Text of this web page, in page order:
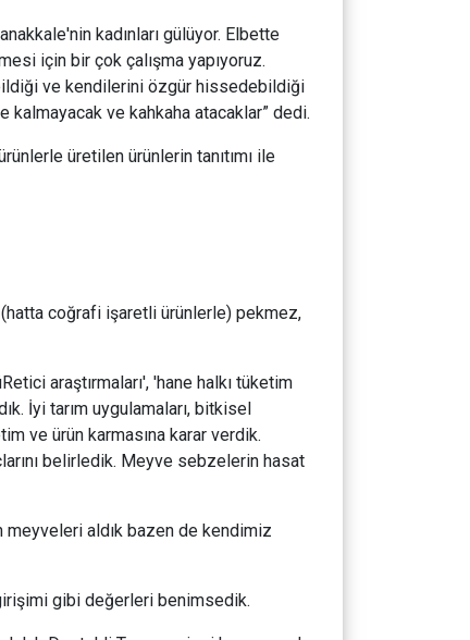
kadınları gülüyor. Elbette
için bir çok çalışma yapıyoruz.
ve kendilerini özgür hissedebildiği
kalmayacak ve kahkaha atacaklar” dedi.
üretilen ürünlerin tanıtımı ile
(hatta coğrafi işaretli ürünlerle) pekmez,
araştırmaları', 'hane halkı tüketim
İyi tarım uygulamaları, bitkisel
ve ürün karmasına karar verdik.
belirledik. Meyve sebzelerin hasat
meyveleri aldık bazen de kendimiz
gibi değerleri benimsedik.